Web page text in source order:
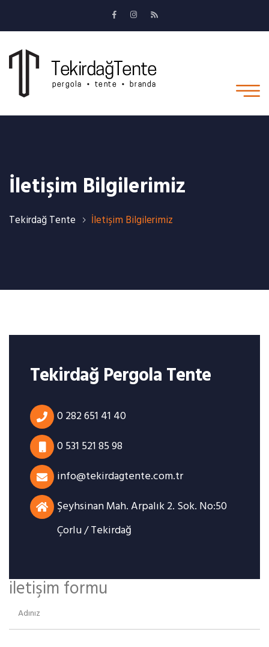
İletişim Bilgilerimiz
Tekirdağ Tente İletişim Bilgilerimiz
Tekirdağ Pergola Tente
0 282 651 41 40
0 531 521 85 98
info@tekirdagtente.com.tr
Şeyhsinan Mah. Arpalık 2. Sok. No:50
Çorlu / Tekirdağ
iletişim formu